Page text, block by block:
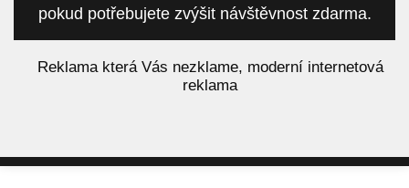
pokud potřebujete zvýšit návštěvnost zdarma.
Reklama která Vás nezklame, moderní internetová
reklama